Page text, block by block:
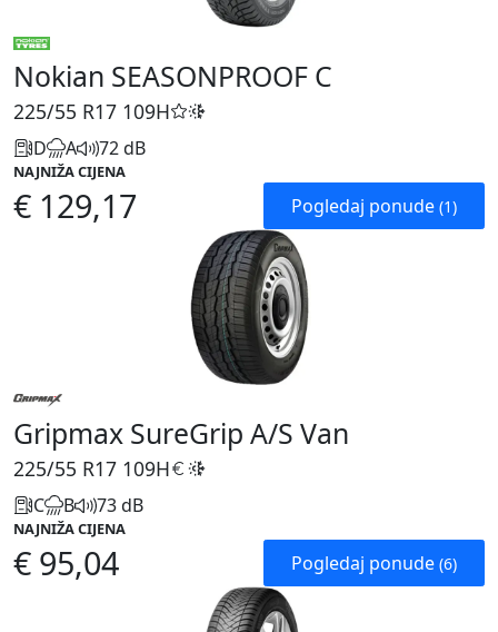
Nokian SEASONPROOF C
225/55 R17 109H
D A 72 dB
NAJNIŽA CIJENA
€ 129,17 Pogledaj ponude (1)
Gripmax SureGrip A/S Van
225/55 R17 109H
C B 73 dB
NAJNIŽA CIJENA
€ 95,04 Pogledaj ponude (6)